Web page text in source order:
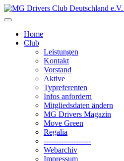
Home
Club
Leistungen
Kontakt
Vorstand
Aktive
Typreferenten
Infos anfordern
Mitgliedsdaten ändern
MG Drivers Magazin
Move Green
Regalia
-------------------
Webarchiv
Impressum